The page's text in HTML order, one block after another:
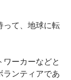
って、地球に転
ーカーなどと
ランティアであ